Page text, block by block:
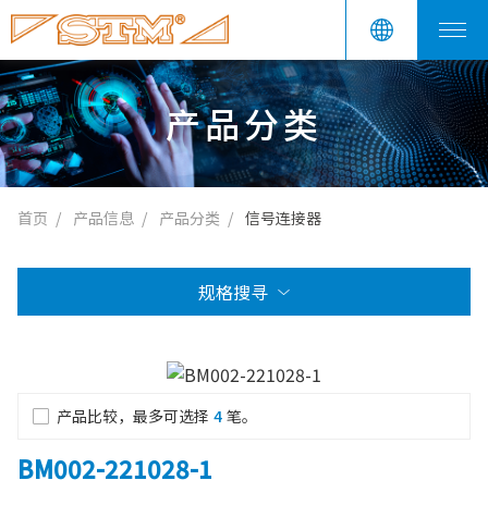
产品分类
首页 产品信息 产品分类 信号连接器
规格搜寻
产品比较，最多可选择 4 笔。
BM002-221028-1